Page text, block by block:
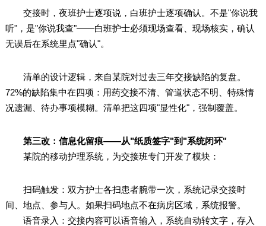
交接时，夜班护士逐项说，白班护士逐项确认。不是"你说我
听"，是"你说我查"——白班护士必须现场查看、现场核实，确认
无误后在系统里点"确认"。
清单的设计逻辑，来自某院对过去三年交接缺陷的复盘。
72%的缺陷集中在四项：用药交接不清、管道状态不明、特殊情
况遗漏、待办事项模糊。清单把这四项"显性化"，强制覆盖。
第三改：信息化留痕——从"纸质签字"到"系统闭环"
某院的移动护理系统，为交接班专门开发了模块：
扫码触发：双方护士各扫患者腕带一次，系统记录交接时
间、地点、参与人。如果扫码地点不在病房区域，系统报警。
语音录入：交接内容可以语音输入，系统自动转文字，存入